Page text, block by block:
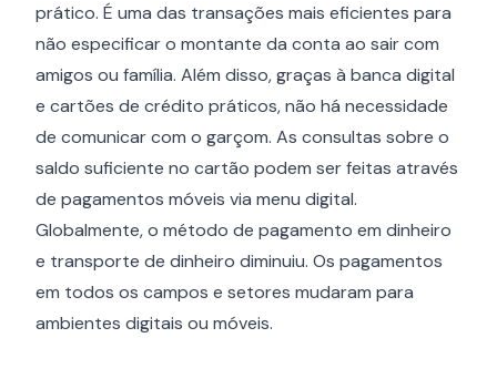
prático. É uma das transações mais eficientes para
não especificar o montante da conta ao sair com
amigos ou família. Além disso, graças à banca digital
e cartões de crédito práticos, não há necessidade
de comunicar com o garçom. As consultas sobre o
saldo suficiente no cartão podem ser feitas através
de pagamentos móveis via menu digital.
Globalmente, o método de pagamento em dinheiro
e transporte de dinheiro diminuiu. Os pagamentos
em todos os campos e setores mudaram para
ambientes digitais ou móveis.